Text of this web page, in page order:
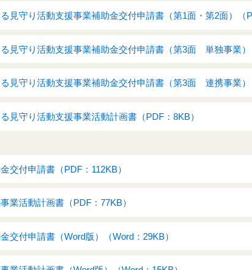
守り活動支援事業補助金交付申請書（第1面・第2面）（
見守り活動支援事業補助金交付申請書（第3面 単独事業）
見守り活動支援事業補助金交付申請書（第3面 連携事業）
守り活動支援事業活動計画書（PDF：8KB）
交付申請書（PDF：112KB）
業活動計画書（PDF：77KB）
交付申請書（Word版）（Word：29KB）